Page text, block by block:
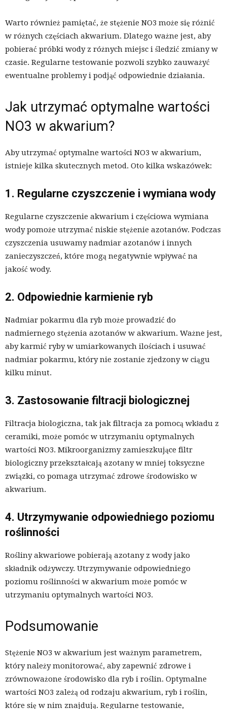
Warto również pamiętać, że stężenie NO3 może się różnić
w różnych częściach akwarium. Dlatego ważne jest, aby
pobierać próbki wody z różnych miejsc i śledzić zmiany w
czasie. Regularne testowanie pozwoli szybko zauważyć
ewentualne problemy i podjąć odpowiednie działania.
Jak utrzymać optymalne wartości
NO3 w akwarium?
Aby utrzymać optymalne wartości NO3 w akwarium,
istnieje kilka skutecznych metod. Oto kilka wskazówek:
1. Regularne czyszczenie i wymiana wody
Regularne czyszczenie akwarium i częściowa wymiana
wody pomoże utrzymać niskie stężenie azotanów. Podczas
czyszczenia usuwamy nadmiar azotanów i innych
zanieczyszczeń, które mogą negatywnie wpływać na
jakość wody.
2. Odpowiednie karmienie ryb
Nadmiar pokarmu dla ryb może prowadzić do
nadmiernego stężenia azotanów w akwarium. Ważne jest,
aby karmić ryby w umiarkowanych ilościach i usuwać
nadmiar pokarmu, który nie zostanie zjedzony w ciągu
kilku minut.
3. Zastosowanie filtracji biologicznej
Filtracja biologiczna, tak jak filtracja za pomocą wkładu z
ceramiki, może pomóc w utrzymaniu optymalnych
wartości NO3. Mikroorganizmy zamieszkujące filtr
biologiczny przekształcają azotany w mniej toksyczne
związki, co pomaga utrzymać zdrowe środowisko w
akwarium.
4. Utrzymywanie odpowiedniego poziomu
roślinności
Rośliny akwariowe pobierają azotany z wody jako
składnik odżywczy. Utrzymywanie odpowiedniego
poziomu roślinności w akwarium może pomóc w
utrzymaniu optymalnych wartości NO3.
Podsumowanie
Stężenie NO3 w akwarium jest ważnym parametrem,
który należy monitorować, aby zapewnić zdrowe i
zrównoważone środowisko dla ryb i roślin. Optymalne
wartości NO3 zależą od rodzaju akwarium, ryb i roślin,
które się w nim znajdują. Regularne testowanie,